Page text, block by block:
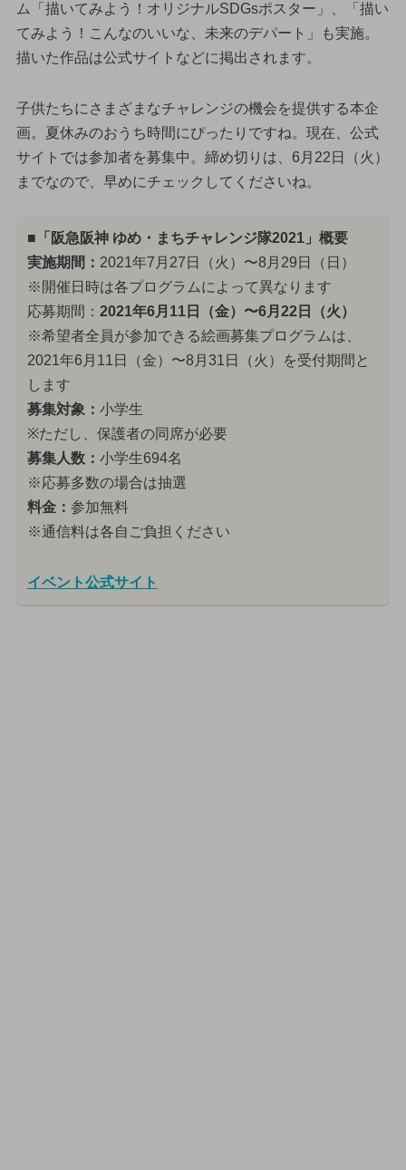
ム「描いてみよう！オリジナルSDGsポスター」、「描い
てみよう！こんなのいいな、未来のデパート」も実施。
描いた作品は公式サイトなどに掲出されます。
子供たちにさまざまなチャレンジの機会を提供する本企
画。夏休みのおうち時間にぴったりですね。現在、公式
サイトでは参加者を募集中。締め切りは、6月22日（火）
までなので、早めにチェックしてくださいね。
■「阪急阪神 ゆめ・まちチャレンジ隊2021」概要
実施期間： 2021年7月27日（火）〜8月29日（日）
※開催日時は各プログラムによって異なります
応募期間： 2021年6月11日（金）〜6月22日（火）
※希望者全員が参加できる絵画募集プログラムは、
2021年6月11日（金）〜8月31日（火）を受付期間と
します
募集対象： 小学生
※ただし、保護者の同席が必要
募集人数： 小学生694名
※応募多数の場合は抽選
料金： 参加無料
※通信料は各自ご負担ください
イベント公式サイト